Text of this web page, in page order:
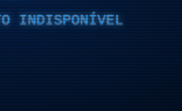
INDISPONÍVEL